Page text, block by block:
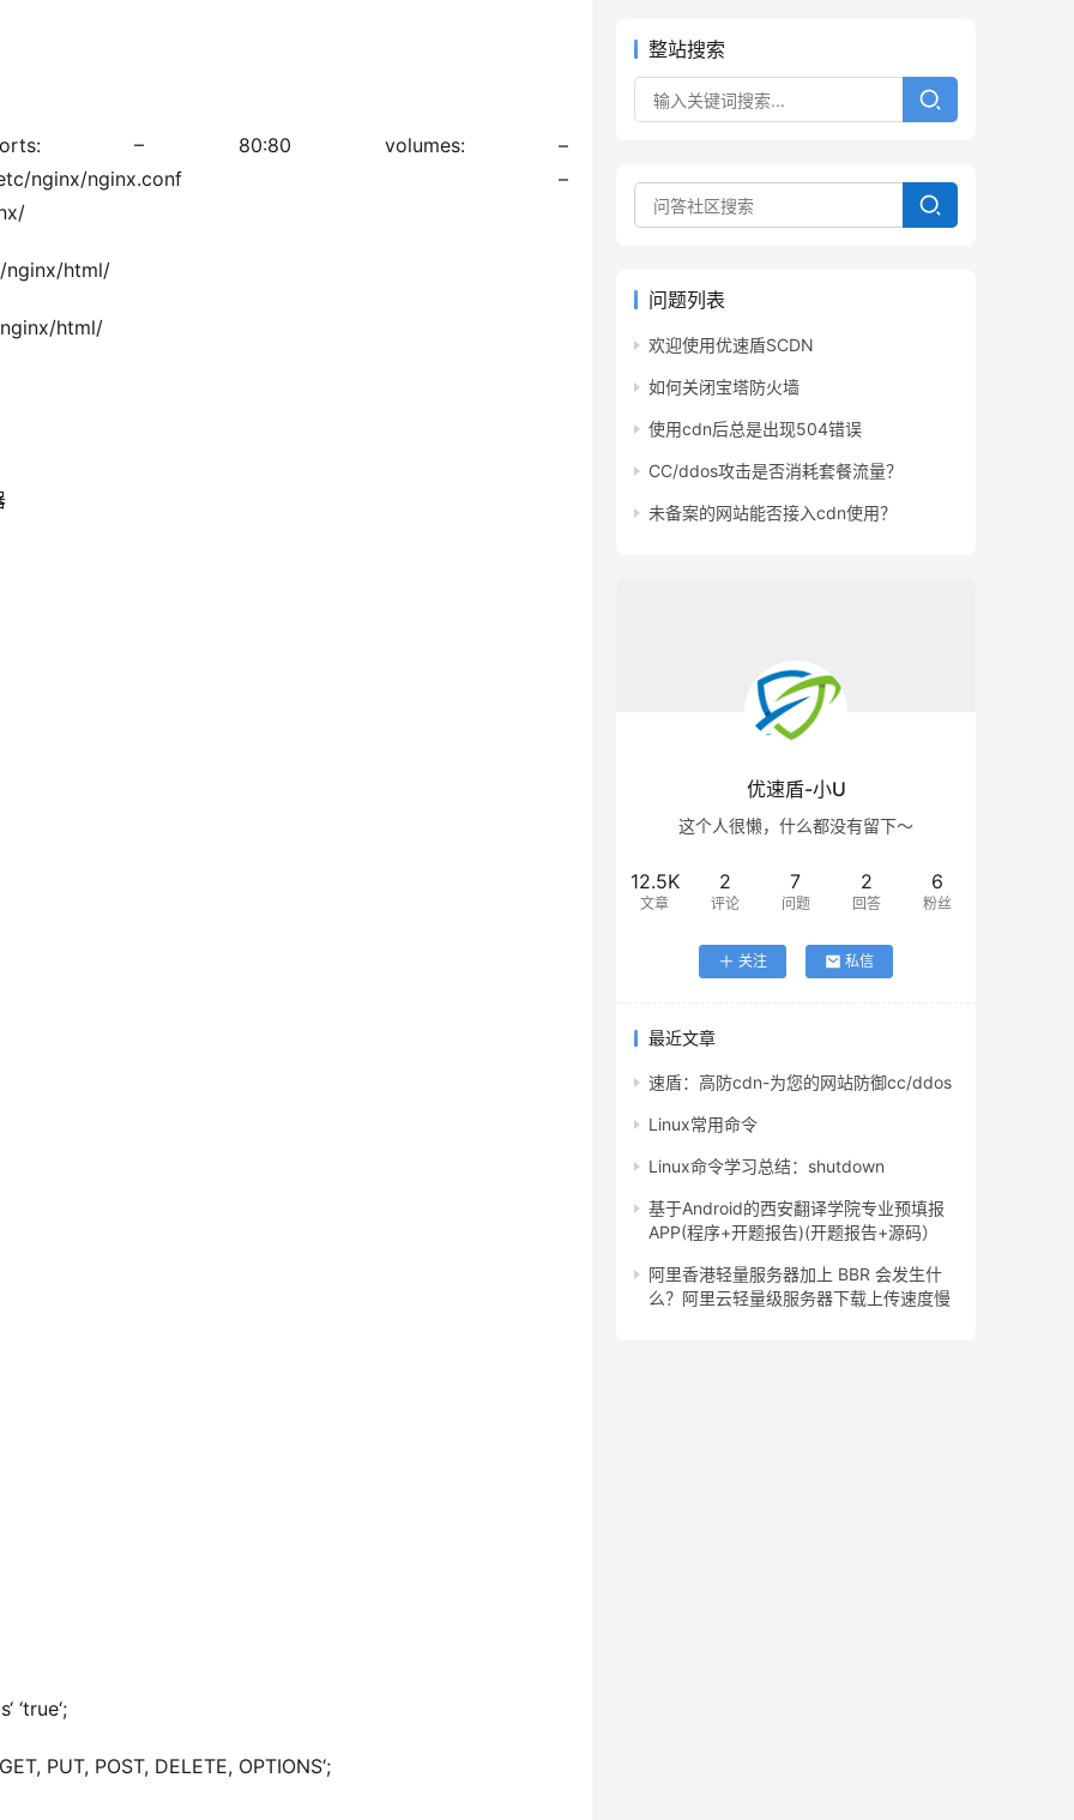
1 ports: – 80:80 volumes: –
nginx.conf:/etc/nginx/nginx.conf –
nginx/html/
html/
‘true‘;
PUT, POST, DELETE, OPTIONS‘;
整站搜索
问题列表
欢迎使用优速盾SCDN
如何关闭宝塔防火墙
使用cdn后总是出现504错误
CC/ddos攻击是否消耗套餐流量？
未备案的网站能否接入cdn使用？
优速盾-小U
这个人很懒，什么都没有留下～
12.5K
文章
2
评论
7
问题
2
回答
6
粉丝
关注 私信
最近文章
速盾：高防cdn-为您的网站防御cc/ddos
Linux常用命令
Linux命令学习总结：shutdown
基于Android的西安翻译学院专业预填报
APP(程序+开题报告)(开题报告+源码）
阿里香港轻量服务器加上 BBR 会发生什
么？阿里云轻量级服务器下载上传速度慢